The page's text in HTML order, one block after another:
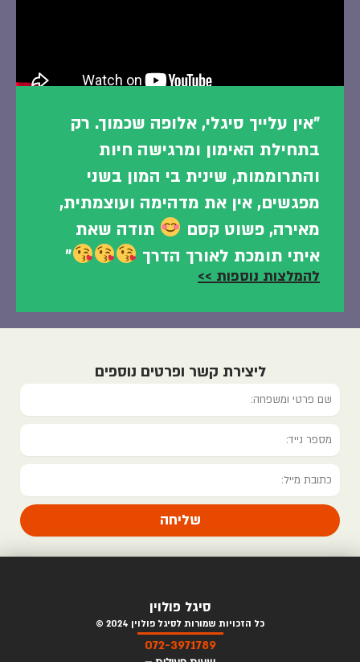
״אין עלייך סיגלי, אלופה שכמוך. רק
בתחילת האימון ומרגישה חיות
והתרוממות, שינית בי המון בשני
מפגשים, אין את מדהימה ועוצמתית,
מאירה, פשוט קסם
תודה שאת
איתי תומכת לאורך הדרך
״
להמלצות נוספות >>
ליצירת קשר ופרטים נוספים
name
טלפון
אימייל
שליחה
סיגל פולוין
כל הזכויות שמורות לסיגל פולוין 2024 ©
072-3971789